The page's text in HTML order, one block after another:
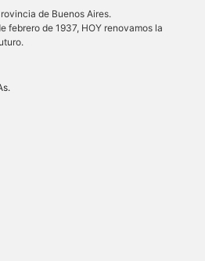
de Buenos Aires.
febrero de 1937, HOY renovamos la